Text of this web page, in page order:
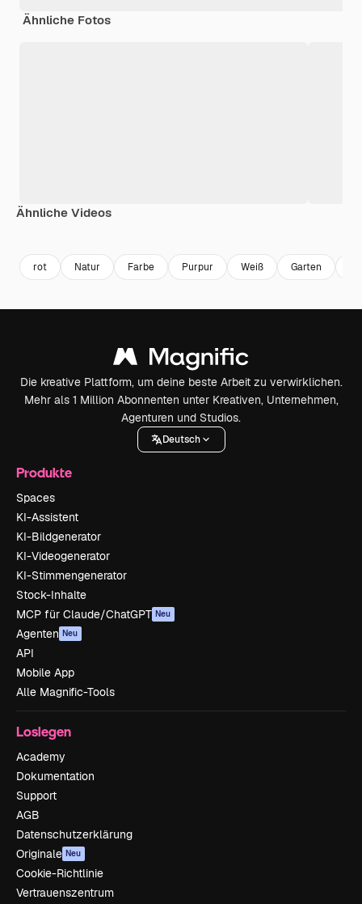
Ähnliche Fotos
Ähnliche Videos
rot Natur Farbe Purpur Weiß Garten
Die kreative Plattform, um deine beste Arbeit zu verwirklichen.
Mehr als 1 Million Abonnenten unter Kreativen, Unternehmen,
Agenturen und Studios.
Deutsch
Produkte
Spaces
KI-Assistent
KI-Bildgenerator
KI-Videogenerator
KI-Stimmengenerator
Stock-Inhalte
MCP für Claude/ChatGPT Neu
Agenten Neu
API
Mobile App
Alle Magnific-Tools
Loslegen
Academy
Dokumentation
Support
AGB
Datenschutzerklärung
Originale Neu
Cookie-Richtlinie
Vertrauenszentrum